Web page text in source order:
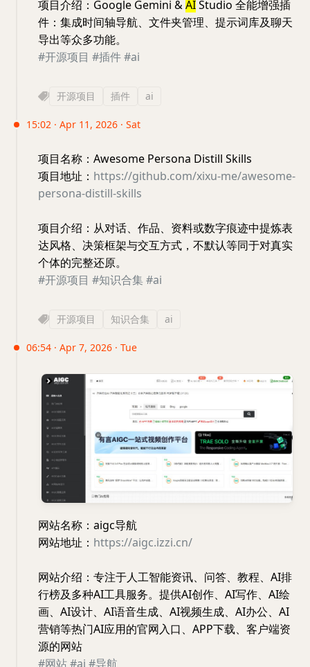
项目介绍：Google Gemini &AIStudio 全能增强插
件：集成时间轴导航、文件夹管理、提示词库及聊天
导出等众多功能。
#开源项目 #插件#ai
开源项目 插件 ai
15:02 · Apr 11, 2026 · Sat
项目名称：Awesome Persona Distill Skills
项目地址： https://github.com/xixu-me/awesome-
persona-distill-skills
项目介绍：从对话、作品、资料或数字痕迹中提炼表
达风格、决策框架与交互方式，不默认等同于对真实
个体的完整还原。
#开源项目 #知识合集#ai
开源项目 知识合集 ai
06:54 · Apr 7, 2026 · Tue
网站名称：aigc导航
网站地址： https://aigc.izzi.cn/
网站介绍：专注于人工智能资讯、问答、教程、AI排
行榜及多种AI工具服务。提供AI创作、AI写作、AI绘
画、AI设计、AI语音生成、AI视频生成、AI办公、AI
营销等热门AI应用的官网入口、APP下载、客户端资
源的网站
#网站#ai #导航